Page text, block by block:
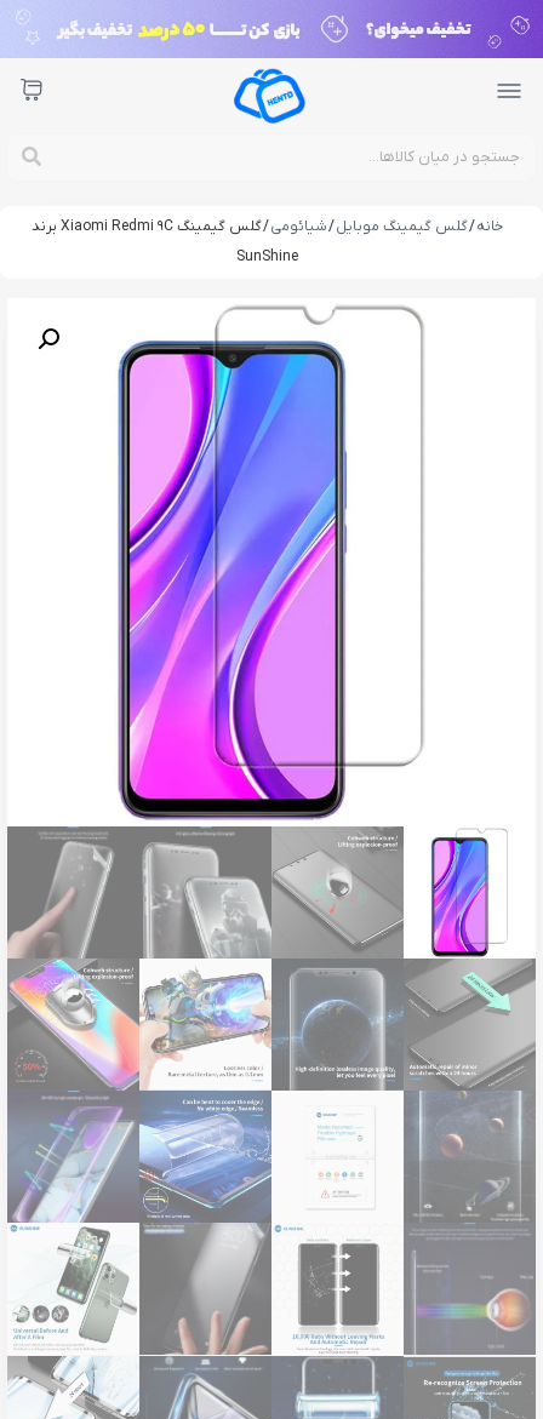
خانه/گلس گیمینگ موبایل/شیائومی
/ گلس گیمینگ Xiaomi Redmi 9C برند
SunShine